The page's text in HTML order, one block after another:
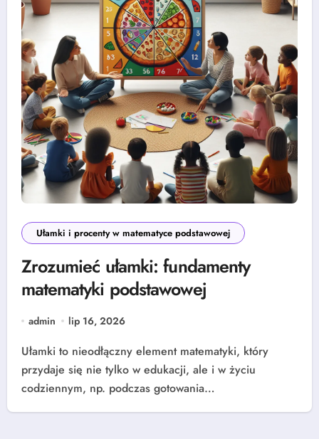
Ułamki i procenty w matematyce podstawowej
Zrozumieć ułamki: fundamenty
matematyki podstawowej
admin lip 16, 2026
Ułamki to nieodłączny element matematyki, który
przydaje się nie tylko w edukacji, ale i w życiu
codziennym, np. podczas gotowania…